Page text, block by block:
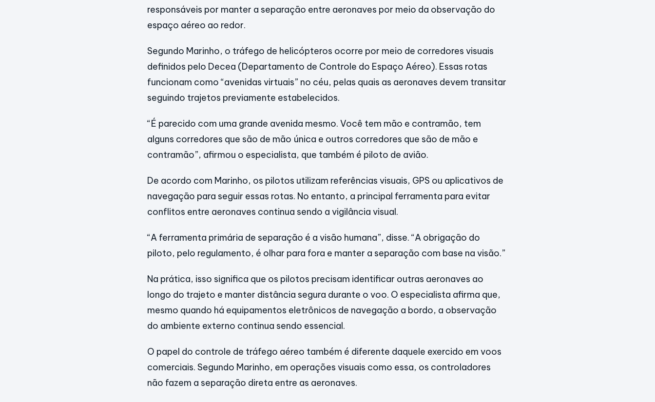
responsáveis por manter a separação entre aeronaves por meio da observação do
espaço aéreo ao redor.
Segundo Marinho, o tráfego de helicópteros ocorre por meio de corredores visuais
definidos pelo Decea (Departamento de Controle do Espaço Aéreo). Essas rotas
funcionam como “avenidas virtuais” no céu, pelas quais as aeronaves devem transitar
seguindo trajetos previamente estabelecidos.
“É parecido com uma grande avenida mesmo. Você tem mão e contramão, tem
alguns corredores que são de mão única e outros corredores que são de mão e
contramão”, afirmou o especialista, que também é piloto de avião.
De acordo com Marinho, os pilotos utilizam referências visuais, GPS ou aplicativos de
navegação para seguir essas rotas. No entanto, a principal ferramenta para evitar
conflitos entre aeronaves continua sendo a vigilância visual.
“A ferramenta primária de separação é a visão humana”, disse. “A obrigação do
piloto, pelo regulamento, é olhar para fora e manter a separação com base na visão.”
Na prática, isso significa que os pilotos precisam identificar outras aeronaves ao
longo do trajeto e manter distância segura durante o voo. O especialista afirma que,
mesmo quando há equipamentos eletrônicos de navegação a bordo, a observação
do ambiente externo continua sendo essencial.
O papel do controle de tráfego aéreo também é diferente daquele exercido em voos
comerciais. Segundo Marinho, em operações visuais como essa, os controladores
não fazem a separação direta entre as aeronaves.